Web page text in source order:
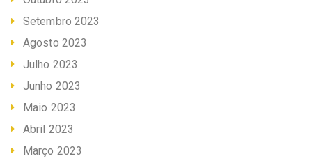
Setembro 2023
Agosto 2023
Julho 2023
Junho 2023
Maio 2023
Abril 2023
Março 2023